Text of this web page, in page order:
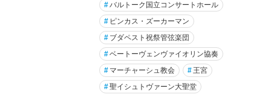
#バルトーク国立コンサートホール
# ピンカス・ズーカーマン
# ブダペスト祝祭管弦楽団
#ベートーヴェンヴァイオリン協奏
# マーチャーシュ教会 # 王宮
#聖イシュトヴァーン大聖堂